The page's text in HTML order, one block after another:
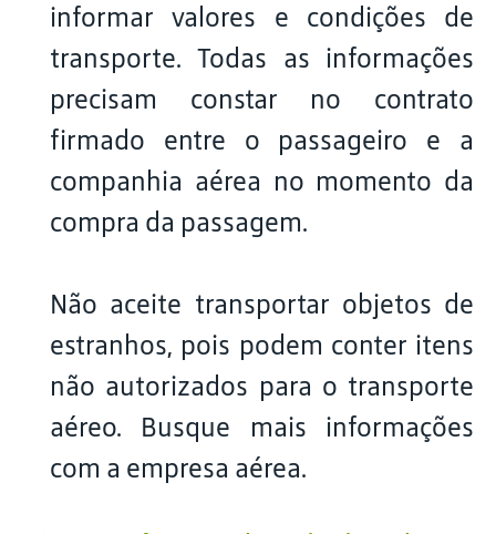
informar valores e condições de
transporte. Todas as informações
precisam constar no contrato
firmado entre o passageiro e a
companhia aérea no momento da
compra da passagem.
Não aceite transportar objetos de
estranhos, pois podem conter itens
não autorizados para o transporte
aéreo. Busque mais informações
com a empresa aérea.